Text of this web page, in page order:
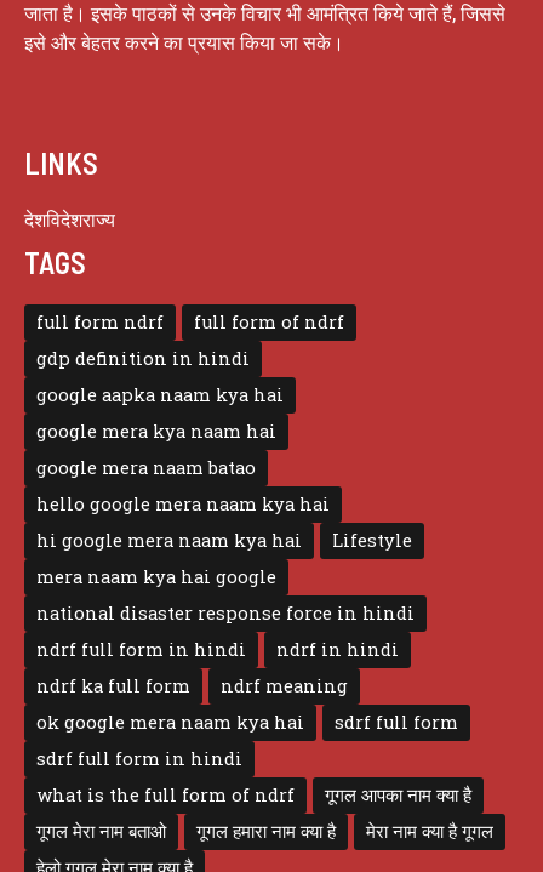
जाता है। इसके पाठकों से उनके विचार भी आमंत्रित किये जाते हैं, जिससे
इसे और बेहतर करने का प्रयास किया जा सके।
LINKS
देशविदेशराज्य
TAGS
full form ndrf
full form of ndrf
gdp definition in hindi
google aapka naam kya hai
google mera kya naam hai
google mera naam batao
hello google mera naam kya hai
hi google mera naam kya hai
Lifestyle
mera naam kya hai google
national disaster response force in hindi
ndrf full form in hindi
ndrf in hindi
ndrf ka full form
ndrf meaning
ok google mera naam kya hai
sdrf full form
sdrf full form in hindi
what is the full form of ndrf
गूगल आपका नाम क्या है
गूगल मेरा नाम बताओ
गूगल हमारा नाम क्या है
मेरा नाम क्या है गूगल